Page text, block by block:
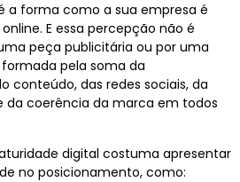
a forma como a sua empresa é
E essa percepção não é
peça publicitária ou por uma
pela soma da
conteúdo, das redes sociais, da
da coerência da marca em todos
digital costuma apresentar
no posicionamento, como: